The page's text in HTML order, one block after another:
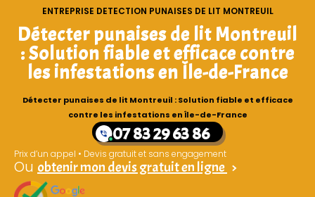
ENTREPRISE DETECTION PUNAISES DE LIT MONTREUIL
Détecter punaises de lit Montreuil
: Solution fiable et efficace contre
les infestations en Île-de-France
Détecter punaises de lit Montreuil : Solution fiable et efficace
contre les infestations en Île-de-France
07 83 29 63 86
Prix d’un appel • Devis gratuit et sans engagement
Ou obtenir mon devis gratuit en ligne >